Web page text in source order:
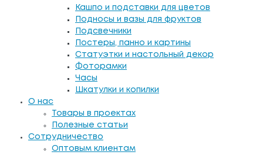
Кашпо и подставки для цветов
Подносы и вазы для фруктов
Подсвечники
Постеры, панно и картины
Статуэтки и настольный декор
Фоторамки
Часы
Шкатулки и копилки
О нас
Товары в проектах
Полезные статьи
Сотрудничество
Оптовым клиентам